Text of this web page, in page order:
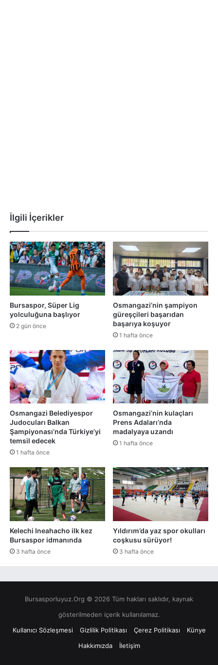
İlgili İçerikler
Bursaspor, Süper Lig
yolculuğuna başlıyor
2 gün önce
Osmangazi’nin şampiyon
güreşçileri başarıdan
başarıya koşuyor
1 hafta önce
Osmangazi Belediyespor
Judocuları Balkan
Şampiyonası’nda Türkiye’yi
temsil edecek
1 hafta önce
Osmangazi’nin kulaçları
Prens Adaları’nda
madalyaya uzandı
1 hafta önce
Kelechi Ineahacho ilk kez
Bursaspor idmanında
3 hafta önce
Yıldırım’da yaz spor okulları
coşkusu sürüyor!
3 hafta önce
Bursasporluyuz.Org © 2026 Tüm hakları saklıdır, kaynak
gösterilmeden içerik kullanılamaz.
Kullanıcı Sözleşmesi
Gizlilik Politikası Çerez Politikası
Künye
Hakkımızda
İletişim